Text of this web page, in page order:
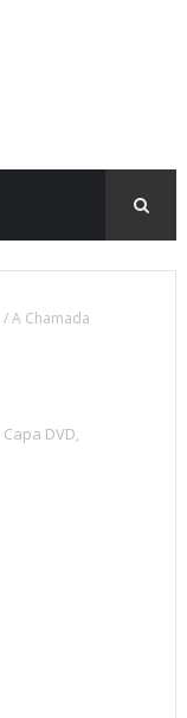
/A Chamada
Capa DVD,